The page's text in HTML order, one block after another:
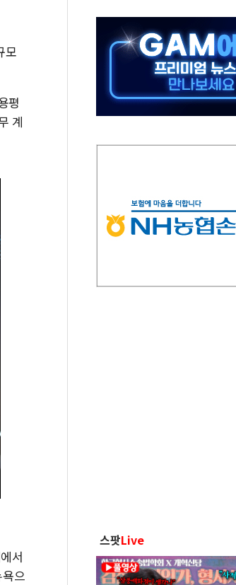
금 유입에도 박스권…美 암호화폐 법안 처리 여부도
소 시위 '62일째'..."대부분 여기서 상주"
대…온열질환자 2665명·사망 23명
도체 두 종목에 코스피 '휘청'
거리 탄도미사일 발사
모
평
계
서
으
스팟Live